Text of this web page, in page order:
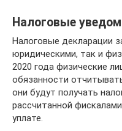
Налоговые
Налоговые декларации
юридическими, так и
2020 года физические
обязанности
они будут получать
рассчитанной
уплате.